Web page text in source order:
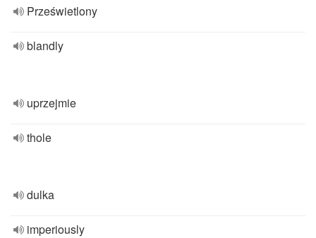
Prześwietlony
blandly
uprzejmie
thole
dulka
imperiously